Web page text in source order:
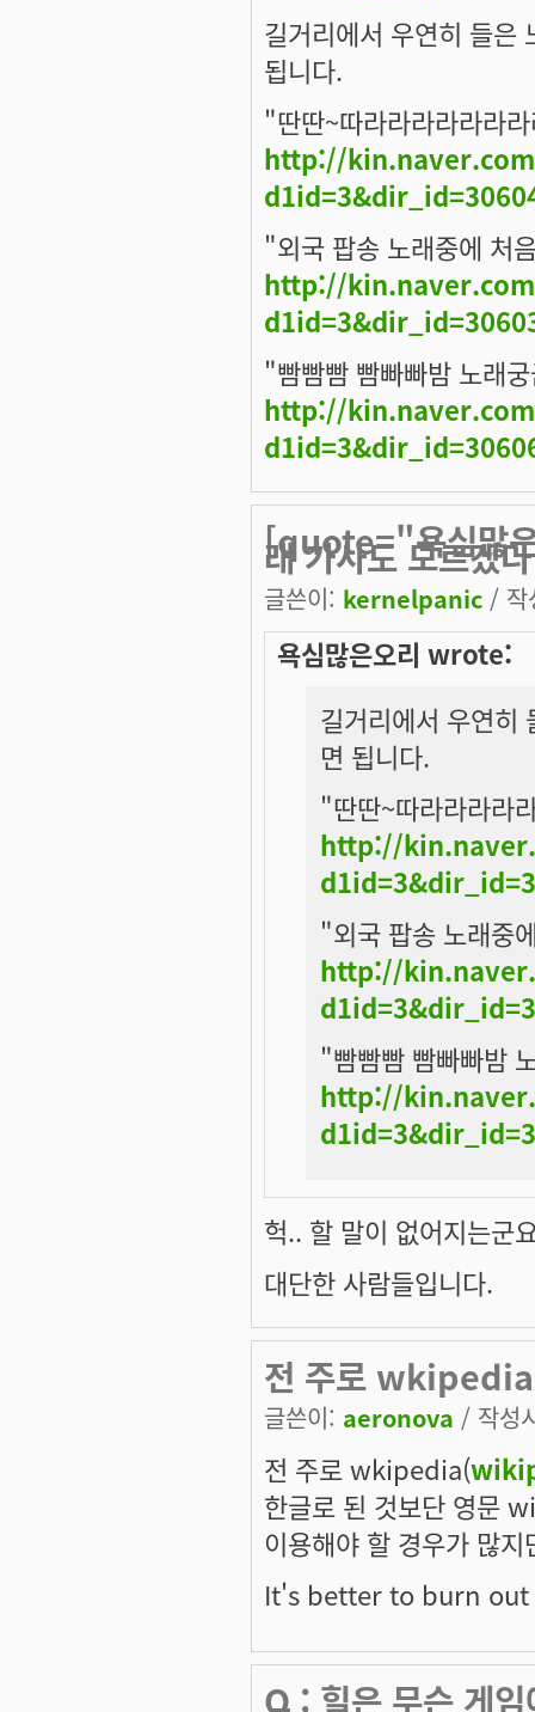
길거리에서 우연히 들은
됩니다.
"딴딴~따라라라라라라
http://
"외국 팝송 노래중에 처
http://
"빰빰빰 빰빠빠밤 노래
http://
[quote="욕심많
래 가사도 모르겠다
글쓴이: kernelpanic / 작
욕심많은오리 wrote:
길거리에서 우연히
면 됩니다.
"딴딴~따라라라라
http://
"외국 팝송 노래중
http://
"빰빰빰 빰빠빠밤
http://
헉.. 할 말이 없어지는군
대단한 사람들입니다.
전 주로
글쓴이: aeronova / 작성
전 주로 wkipedia(
한글로 된 것보단 영문
이용해야 할 경우가 많지
It's better to burn
Q : 힐은 무슨 게